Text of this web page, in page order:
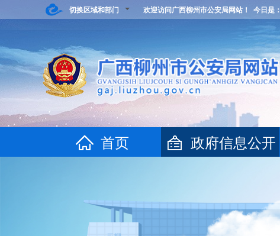
切换区域和部门 欢迎访问广西柳州市公安局网站！ 今日是：
首页 政府信息公开